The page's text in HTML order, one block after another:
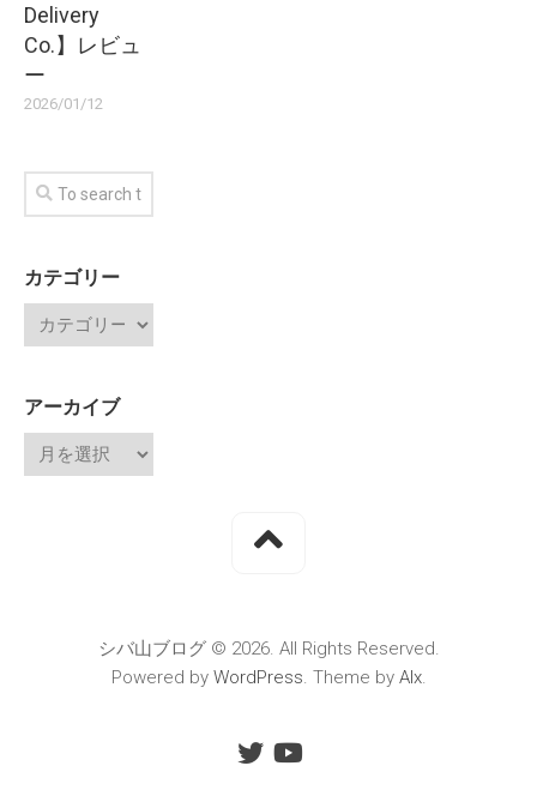
Delivery
Co.】レビュ
ー
2026/01/12
カテゴリー
アーカイブ
シバ山ブログ © 2026. All Rights Reserved.
Powered by WordPress. Theme by Alx.